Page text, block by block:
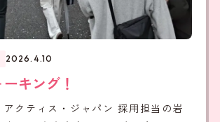
2026.4.10
キング！
アクティス・ジャパン 採用担当の岩